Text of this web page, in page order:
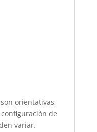
orientativas,
de
variar.